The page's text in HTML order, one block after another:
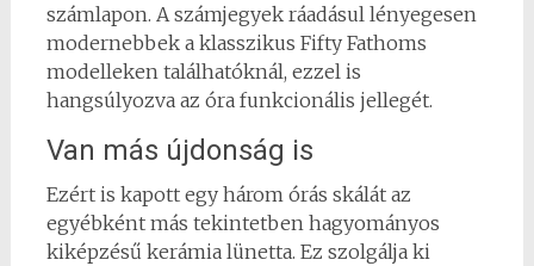
számlapon. A számjegyek ráadásul lényegesen
modernebbek a klasszikus Fifty Fathoms
modelleken találhatóknál, ezzel is
hangsúlyozva az óra funkcionális jellegét.
Van más újdonság is
Ezért is kapott egy három órás skálát az
egyébként más tekintetben hagyományos
kiképzésű kerámia lünetta. Ez szolgálja ki